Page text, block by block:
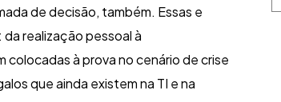
de decisão, também. Essas e
realização pessoal à
colocadas à prova no cenário de crise
que ainda existem na TI e na